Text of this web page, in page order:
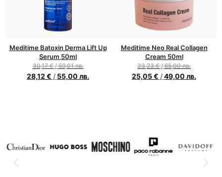
Meditime Batoxin Derma Lift Up
Serum 50ml
30,17€/59,01лв.
28,12 € / 55,00 лв.
Meditime Neo Real Collagen
Cream 50ml
33,23€/65,00лв.
25,05€ /49,00 лв.